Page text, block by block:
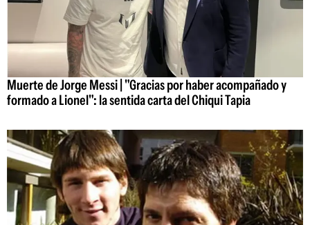
Muerte de Jorge Messi | "Gracias por haber acompañado y
formado a Lionel": la sentida carta del Chiqui Tapia